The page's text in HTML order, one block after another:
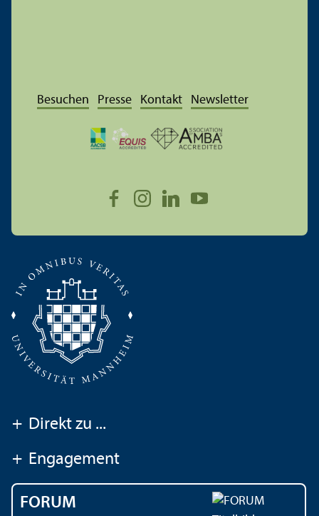
Besuchen Presse Kontakt Newsletter
+ Direkt zu ...
+ Engagement
FORUM